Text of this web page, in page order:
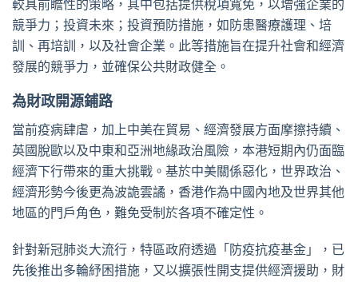
較具前瞻性的策略，其中包括提供稅項寬免，以增強企業的
競爭力；投資未來；投資預防措施，如防患醫療護理、培
訓、再培訓，以及社會企業。此等措施旨在提升社會和經濟
發展的競爭力，並確保公共財政健全。
為財政開源鋪路
當前疫病肆虐，加上中美在貿易、經濟發展方面摩擦持續、
英國脫歐以及中東和亞洲地緣政治風險，本港短期內仍面臨
經濟下行帶來的重大挑戰。基於中美關係惡化，世界政治、
經濟形勢今後更為波詭雲譎，香港作為中國內地及世界其他
地區的門戶角色，難免受制於各項不確定性。
針對新冠肺炎大流行，特區政府透過「防疫抗疫基金」，已
先後推出多輪紓困措施，又以擴張性開支提供經濟援助，財